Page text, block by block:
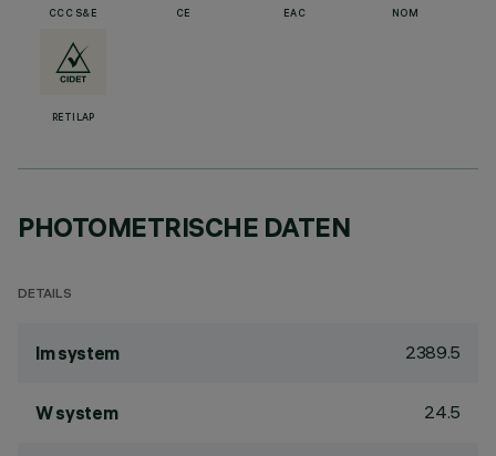
CCC S&E CE EAC NOM
RETILAP
PHOTOMETRISCHE DATEN
DETAILS
lm system 2389.5
W system 24.5